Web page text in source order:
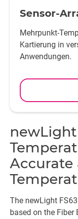
Sensor-
Mehrpunkt-
Kartierung in
Anwendungen.
Accurate
The newLight
based on the Fiber